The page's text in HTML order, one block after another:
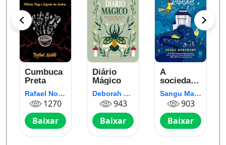
Cumbuca
Preta
Rafael Nolêto
1270
Baixar
Diário
Mágico
Deborah Blake
943
Baixar
A
sociedade
supersecreta
de bruxas
rebeldes
Sangu Mandanna
903
Baixar